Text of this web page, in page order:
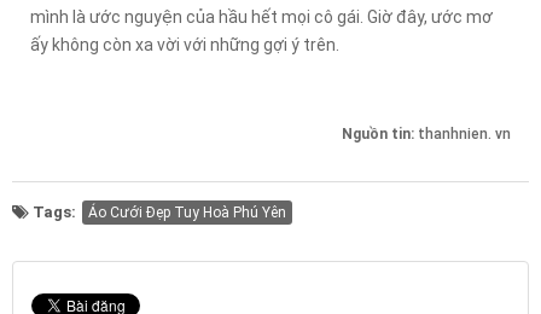
mình là ước nguyện của hầu hết mọi cô gái. Giờ đây, ước mơ
ấy không còn xa vời với những gợi ý trên.
Nguồn tin: thanhnien. vn
Tags: Áo Cưới Đẹp Tuy Hoà Phú Yên